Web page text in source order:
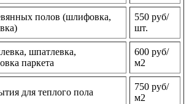
полов (шлифовка,
550 руб/
шт.
шпатлевка,
паркета
600 руб/
м2
для теплого пола
750 руб/
м2